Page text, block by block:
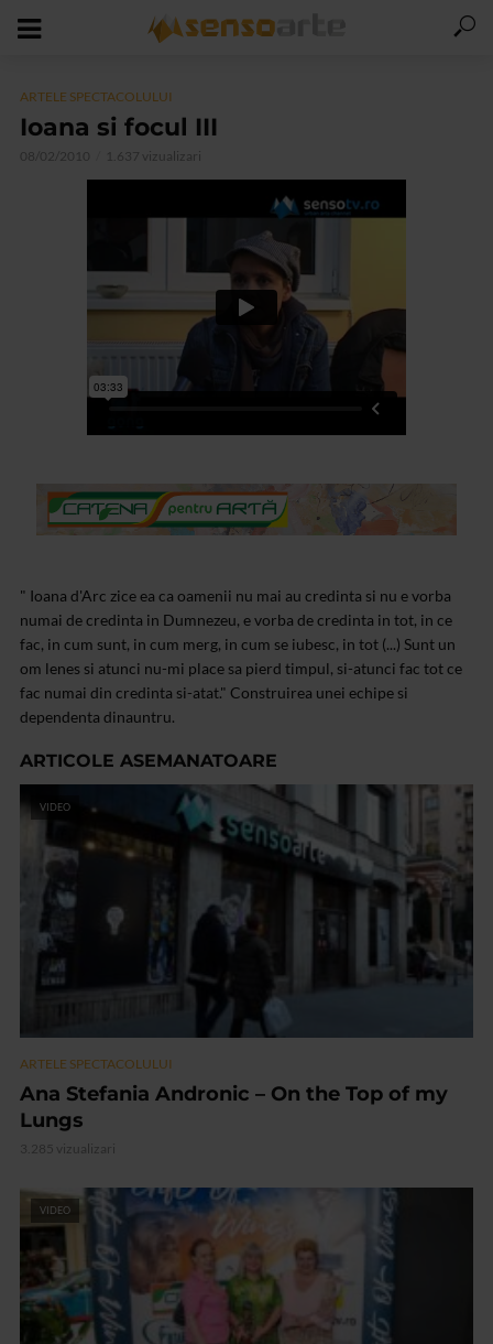
ARTELE SPECTACOLULUI
Ioana si focul III
08/02/2010 1.637 vizualizari
" Ioana d'Arc zice ea ca oamenii nu mai au credinta si nu e vorba
numai de credinta in Dumnezeu, e vorba de credinta in tot, in ce
fac, in cum sunt, in cum merg, in cum se iubesc, in tot (...) Sunt un
om lenes si atunci nu-mi place sa pierd timpul, si-atunci fac tot ce
fac numai din credinta si-atat." Construirea unei echipe si
dependenta dinauntru.
ARTICOLE ASEMANATOARE
VIDEO
ARTELE SPECTACOLULUI
Ana Stefania Andronic – On the Top of my
Lungs
3.285 vizualizari
VIDEO